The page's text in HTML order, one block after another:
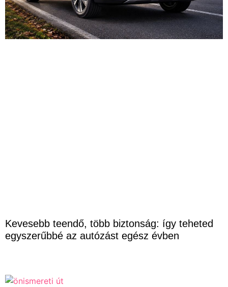
Kevesebb teendő, több biztonság: így teheted
egyszerűbbé az autózást egész évben